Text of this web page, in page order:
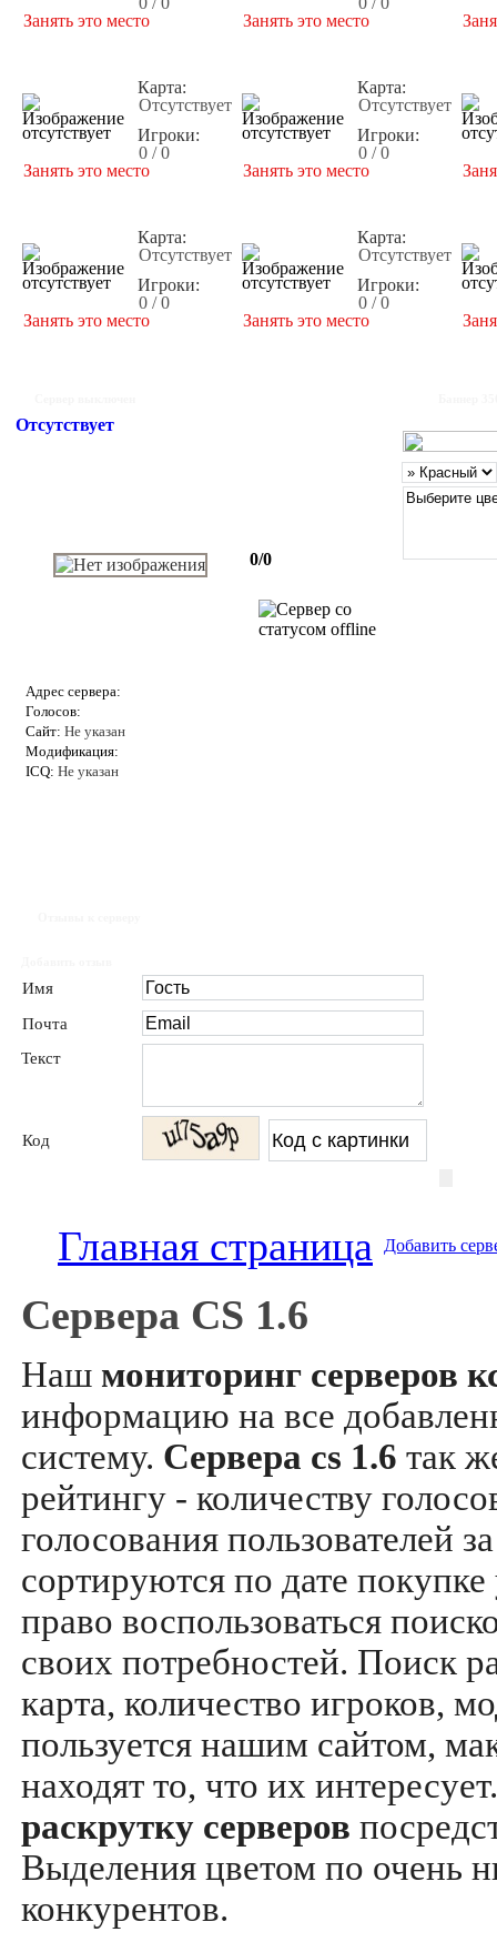
Занять это место
Занять это место
Карта:
Отсутствует
Игроки:
0 / 0
Занять это место
Карта:
Отсутствует
Игроки:
0 / 0
Занять это место
Карта:
Отсутствует
Игроки:
0 / 0
Занять это место
Карта:
Отсутствует
Игроки:
0 / 0
Занять это место
Отсутствует
0/0
Адрес сервера:
Голосов:
Сайт: Не указан
Модификация:
ICQ: Не указан
Имя
Почта
Текст
Код
Главная страница Добавить
Сервера CS 1.6
Наш мониторинг серверов
информацию на все
систему. Сервера cs 1.6 так
рейтингу - количеству
голосования пользователей
сортируются по дате
право воспользоваться
своих потребностей. Поиск
карта, количество игроков,
пользуется нашим сайтом,
находят то, что их
раскрутку серверов
Выделения цветом по очень
конкурентов.